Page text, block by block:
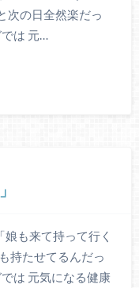
次の日全然楽だっ
は 元…
も来て持って行く
持たせてるんだっ
は 元気になる健康